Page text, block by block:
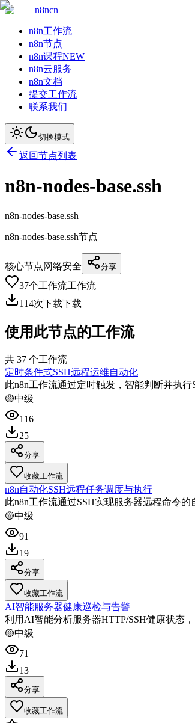
n8ncn
n8n工作流
n8n节点
n8n课程NEW
n8n云服务
n8n文档
提交工作流
联系我们
切换模式
返回节点列表
n8n-nodes-base.ssh
n8n-nodes-base.ssh
n8n-nodes-base.ssh节点
核心节点网络安全 分享
37个工作流工作流
114次下载下载
使用此节点的工作流
共 37 个工作流
定时条件式SSH远程运维自动化
此n8n工作流通过定时触发，智能判断并执
🟡中级
116
25
分享
收藏工作流
n8n自动化SSH远程任务调度与执行
此n8n工作流通过SSH实现服务器远程命令
🟡中级
91
19
分享
收藏工作流
AI智能服务器健康巡检与告警
利用AI智能分析服务器HTTP/SSH健康状态
🟡中级
71
13
分享
收藏工作流